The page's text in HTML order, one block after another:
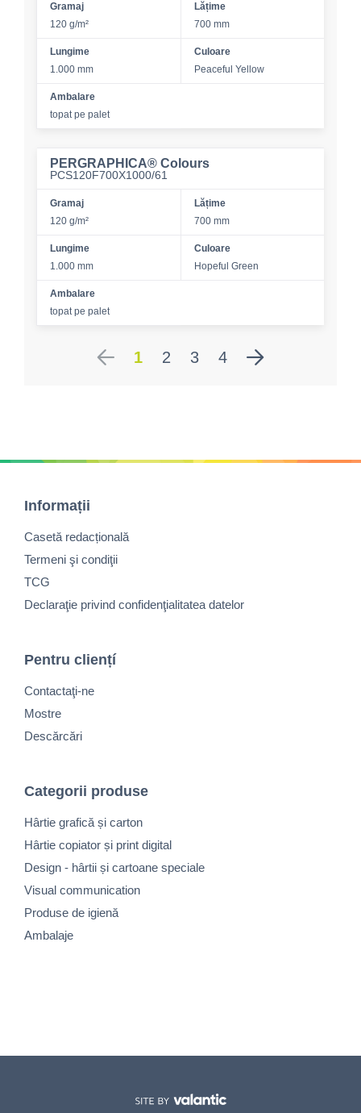
Gramaj
120 g/m²
Lățime
700 mm
Lungime
1.000 mm
Culoare
Peaceful Yellow
Ambalare
topat pe palet
PERGRAPHICA® Colours
PCS120F700X1000/61
Gramaj
120 g/m²
Lățime
700 mm
Lungime
1.000 mm
Culoare
Hopeful Green
Ambalare
topat pe palet
1 2 3 4
Informații
Casetă redacțională
Termeni şi condiţii
TCG
Declaraţie privind confidenţialitatea datelor
Pentru cliențí
Contactaţi-ne
Mostre
Descărcări
Categorii produse
Hârtie grafică și carton
Hârtie copiator și print digital
Design - hârtii și cartoane speciale
Visual communication
Produse de igienă
Ambalaje